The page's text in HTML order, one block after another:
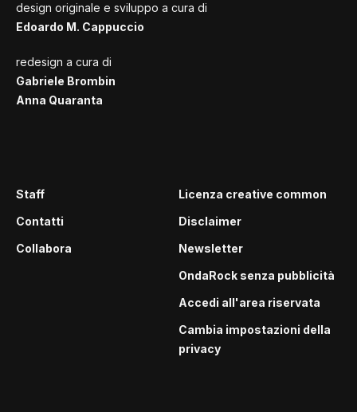
design originale e sviluppo a cura di
Edoardo M. Cappuccio
redesign a cura di
Gabriele Brombin
Anna Quaranta
Staff
Contatti
Collabora
Licenza creative common
Disclaimer
Newsletter
OndaRock senza pubblicità
Accedi all'area riservata
Cambia impostazioni della
privacy